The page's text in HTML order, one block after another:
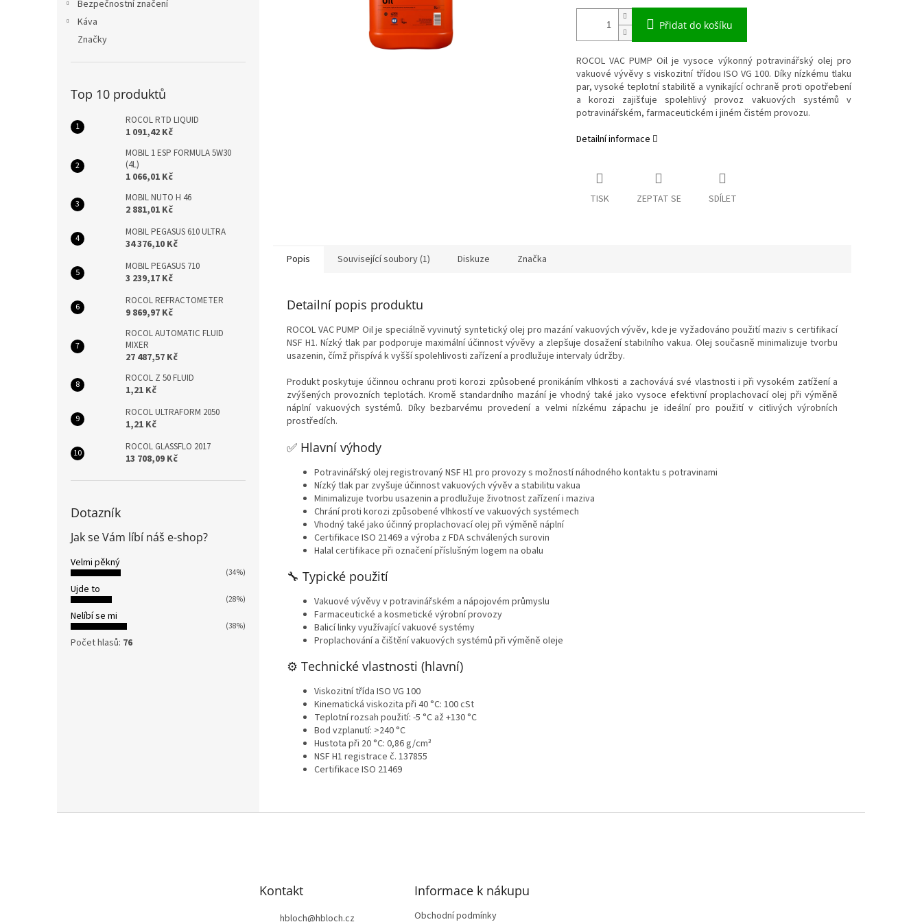
Bezpečnostní značení
Káva
Značky
Top 10 produktů
ROCOL RTD LIQUID
1 091,42 Kč
MOBIL 1 ESP FORMULA 5W30
(4L)
1 066,01 Kč
MOBIL NUTO H 46
2 881,01 Kč
MOBIL PEGASUS 610 ULTRA
34 376,10 Kč
MOBIL PEGASUS 710
3 239,17 Kč
ROCOL REFRACTOMETER
9 869,97 Kč
ROCOL AUTOMATIC FLUID
MIXER
27 487,57 Kč
ROCOL Z 50 FLUID
1,21 Kč
ROCOL ULTRAFORM 2050
1,21 Kč
ROCOL GLASSFLO 2017
13 708,09 Kč
Dotazník
Jak se Vám líbí náš e-shop?
Velmi pěkný
(34%)
Ujde to
(28%)
Nelíbí se mi
(38%)
Počet hlasů: 76
Přidat do košíku
ROCOL VAC PUMP Oil je vysoce výkonný potravinářský olej pro
vakuové vývěvy s viskozitní třídou ISO VG 100. Díky nízkému tlaku
par, vysoké teplotní stabilitě a vynikající ochraně proti opotřebení
a korozi zajišťuje spolehlivý provoz vakuových systémů v
potravinářském, farmaceutickém i jiném čistém provozu.
Detailní informace
TISK ZEPTAT SE SDÍLET
Popis Související soubory (1) Diskuze Značka
Detailní popis produktu
ROCOL VAC PUMP Oil je speciálně vyvinutý syntetický olej pro mazání vakuových vývěv, kde je vyžadováno použití maziv s certifikací
NSF H1. Nízký tlak par podporuje maximální účinnost vývěvy a zlepšuje dosažení stabilního vakua. Olej současně minimalizuje tvorbu
usazenin, čímž přispívá k vyšší spolehlivosti zařízení a prodlužuje intervaly údržby.
Produkt poskytuje účinnou ochranu proti korozi způsobené pronikáním vlhkosti a zachovává své vlastnosti i při vysokém zatížení a
zvýšených provozních teplotách. Kromě standardního mazání je vhodný také jako vysoce efektivní proplachovací olej při výměně
náplní vakuových systémů. Díky bezbarvému provedení a velmi nízkému zápachu je ideální pro použití v citlivých výrobních
prostředích.
✅ Hlavní výhody
Potravinářský olej registrovaný NSF H1 pro provozy s možností náhodného kontaktu s potravinami
Nízký tlak par zvyšuje účinnost vakuových vývěv a stabilitu vakua
Minimalizuje tvorbu usazenin a prodlužuje životnost zařízení i maziva
Chrání proti korozi způsobené vlhkostí ve vakuových systémech
Vhodný také jako účinný proplachovací olej při výměně náplní
Certifikace ISO 21469 a výroba z FDA schválených surovin
Halal certifikace při označení příslušným logem na obalu
🔧 Typické použití
Vakuové vývěvy v potravinářském a nápojovém průmyslu
Farmaceutické a kosmetické výrobní provozy
Balicí linky využívající vakuové systémy
Proplachování a čištění vakuových systémů při výměně oleje
⚙️ Technické vlastnosti (hlavní)
Viskozitní třída ISO VG 100
Kinematická viskozita při 40 °C: 100 cSt
Teplotní rozsah použití: -5 °C až +130 °C
Bod vzplanutí: >240 °C
Hustota při 20 °C: 0,86 g/cm³
NSF H1 registrace č. 137855
Certifikace ISO 21469
Kontakt
hbloch@hbloch.cz
Informace k nákupu
Obchodní podmínky